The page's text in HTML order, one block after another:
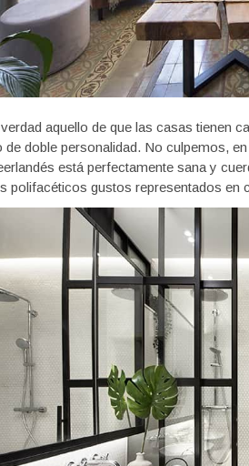
aquello de que las casas tienen
de doble personalidad. No culpemos,
está perfectamente sana y
polifacéticos gustos representados en